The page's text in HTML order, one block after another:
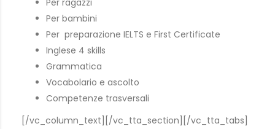
Per bambini
Per preparazione IELTS e First Certificate
Inglese 4 skills
Grammatica
Vocabolario e ascolto
Competenze trasversali
[/vc_column_text][/vc_tta_section][/vc_tta_tabs]